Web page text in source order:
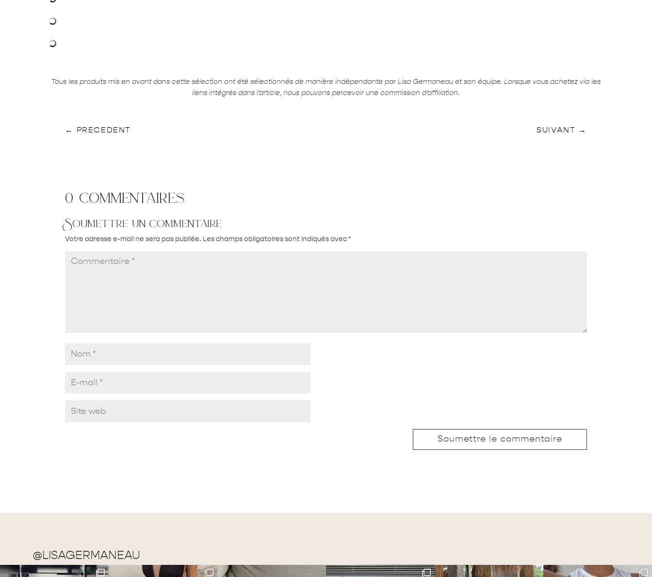
Tous les produits mis en avant dans cette sélection ont été sélectionnés de manière indépendante par Lisa Germaneau et son équipe. Lorsque vous achetez via les
liens intégrés dans l’article, nous pouvons percevoir une commission d’affiliation.
← PRECEDENT SUIVANT →
0 commentaires
Soumettre un commentaire
Votre adresse e-mail ne sera pas publiée. Les champs obligatoires sont indiqués avec*
Soumettre le commentaire
@LISAGERMANEAU